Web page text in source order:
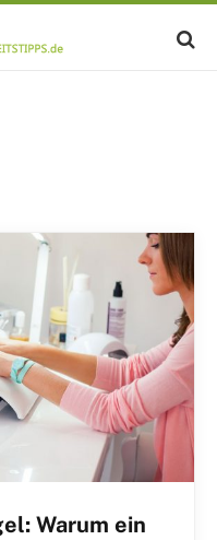
Warum ein